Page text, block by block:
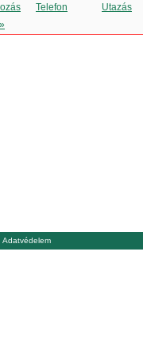
Telefon Utazás
Adatvédelem